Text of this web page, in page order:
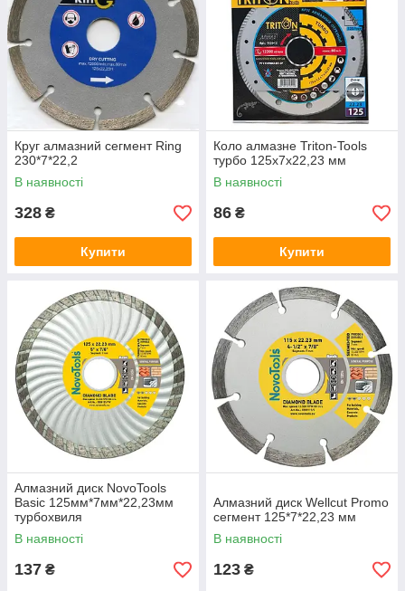
Круг алмазний сегмент Ring
230*7*22,2
В наявності
328 ₴
Купити
Коло алмазне Triton-Tools
турбо 125х7х22,23 мм
В наявності
86 ₴
Купити
Алмазний диск NovoTools
Basic 125мм*7мм*22,23мм
турбохвиля
В наявності
137 ₴
Алмазний диск Wellcut Promo
сегмент 125*7*22,23 мм
В наявності
123 ₴